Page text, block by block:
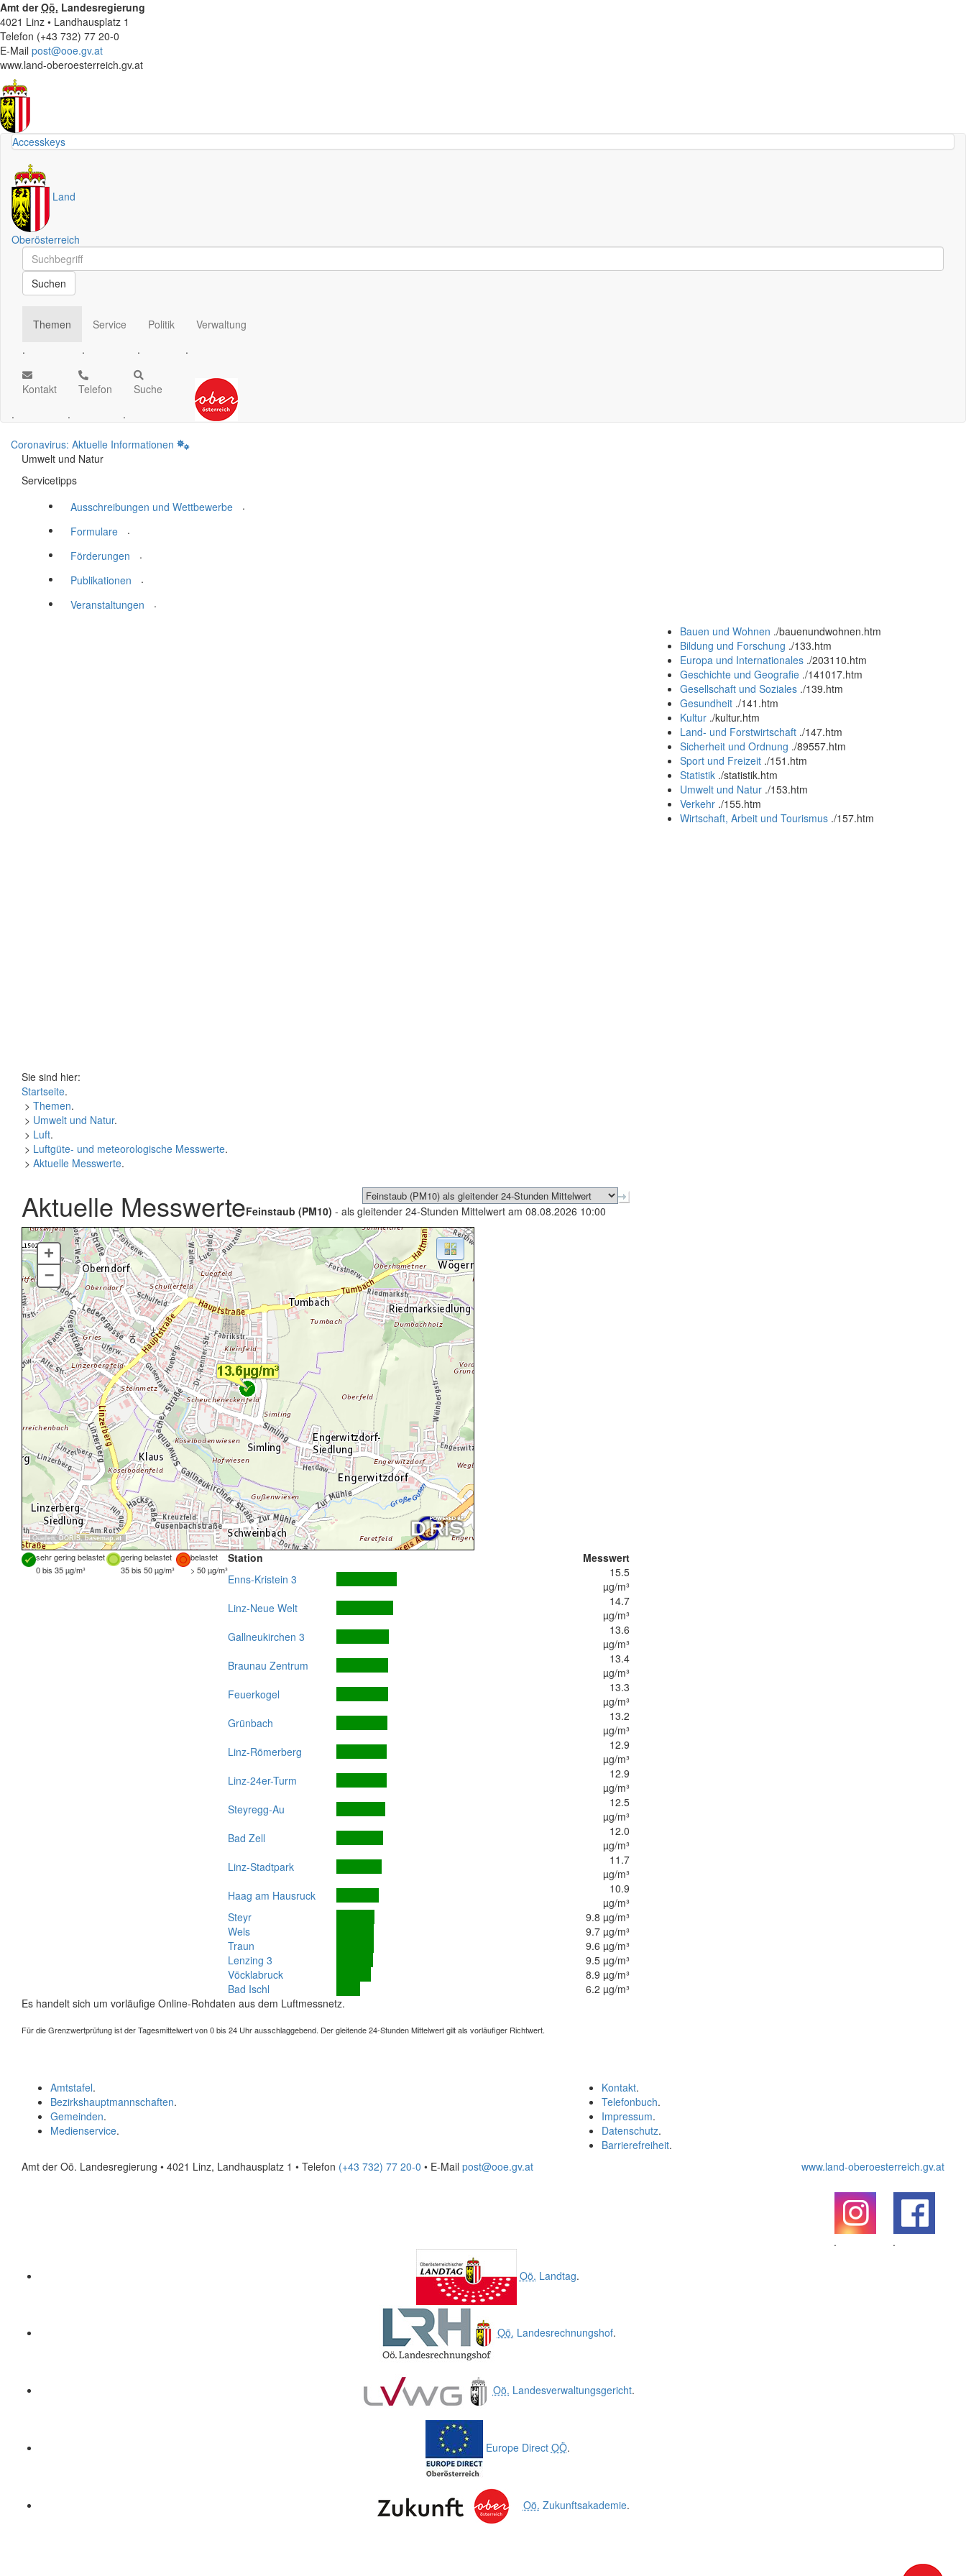
Amt derOö. Landesregierung
4021 Linz • Landhausplatz 1
Telefon (+43 732) 77 20-0
E-Mail post@ooe.gv.at
www.land-oberoesterreich.gv.at
Accesskeys
Land
Oberösterreich
Schnellsuche
Schnellsuche
Suchen
Themen
.
Service
.
Politik
.
Verwaltung
.
Kontakt
.
Telefon
.
Suche
.
Coronavirus: Aktuelle Informationen
Umwelt und Natur
Servicetipps
Ausschreibungen und Wettbewerbe
.
Formulare
.
Förderungen
.
Publikationen
.
Veranstaltungen
.
Bauen und Wohnen ./bauenundwohnen.htm
Bildung und Forschung ./133.htm
Europa und Internationales ./203110.htm
Geschichte und Geografie ./141017.htm
Gesellschaft und Soziales ./139.htm
Gesundheit ./141.htm
Kultur ./kultur.htm
Land- und Forstwirtschaft ./147.htm
Sicherheit und Ordnung ./89557.htm
Sport und Freizeit ./151.htm
Statistik ./statistik.htm
Umwelt und Natur ./153.htm
Verkehr ./155.htm
Wirtschaft, Arbeit und Tourismus ./157.htm
Sie sind hier:
Startseite.
> Themen.
> Umwelt und Natur.
> Luft.
> Luftgüte- und meteorologische Messwerte.
> Aktuelle Messwerte.
Aktuelle MesswerteFeinstaub (PM10) - als gleitender 24-Stunden Mittelwert am 08.08.2026 10:00
Quellen: DORIS, basemap.at
+
–
sehr gering belastet gering belastet
belastet
0 bis 35 µg/m³
35 bis 50 µg/m³ > 50 µg/m³
Station
Messwert
Enns-Kristein 3
15.5
µg/m³
Linz-Neue Welt
14.7
µg/m³
Gallneukirchen 3
13.6
µg/m³
Braunau Zentrum
13.4
µg/m³
Feuerkogel
13.3
µg/m³
Grünbach
13.2
µg/m³
Linz-Römerberg
12.9
µg/m³
Linz-24er-Turm
12.9
µg/m³
Steyregg-Au
12.5
µg/m³
Bad Zell
12.0
µg/m³
Linz-Stadtpark
11.7
µg/m³
Haag am Hausruck
10.9
µg/m³
Steyr
9.8 µg/m³
Wels
9.7 µg/m³
Traun
9.6 µg/m³
Lenzing 3
9.5 µg/m³
Vöcklabruck
8.9 µg/m³
Bad Ischl
6.2 µg/m³
Es handelt sich um vorläufige Online-Rohdaten aus dem Luftmessnetz.
Für die Grenzwertprüfung ist der Tagesmittelwert von 0 bis 24 Uhr ausschlaggebend. Der gleitende 24-Stunden Mittelwert gilt als vorläufiger Richtwert.
Kontakt.
Telefonbuch.
Impressum.
Datenschutz.
Barrierefreiheit.
Amtstafel.
Bezirkshauptmannschaften.
Gemeinden.
Medienservice.
Amt der Oö. Landesregierung • 4021 Linz, Landhausplatz 1 • Telefon (+43 732) 77 20-0 • E-Mail post@ooe.gv.at www.land-oberoesterreich.gv.at
.
.
Oö. Landtag.
Oö. Landesrechnungshof.
Oö. Landesverwaltungsgericht.
Europe Direct OÖ.
Oö. Zukunftsakademie.